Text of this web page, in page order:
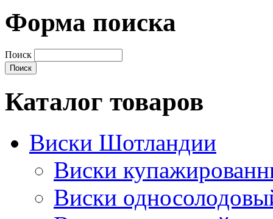
Форма поиска
Поиск
Каталог товаров
Виски Шотландии
Виски
Виски